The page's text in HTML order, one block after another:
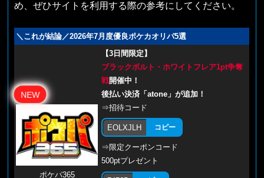
め、ぜひサイトを利用する際の参考にしてください。
＼これが結論／2026年7月度優良ポケカオリパ5選
NEW
ポケパ365
【3日間限定】
ブラックボルト・ホワイトフレア1pt争奪
戦開催中！
後払い決済「atone」が追加！
⇒招待コード
EOLXJLH コピー
⇒限定クーポンコード
500ptプレゼント